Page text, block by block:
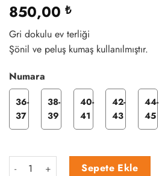
850,00 ₺
Gri dokulu ev terliği
Şönil ve peluş kumaş kullanılmıştır.
Numara
36-
37
38-
39
40-
41
42-
43
44-
45
Gri Tüylü Ev Terliği adetSepete Ekle